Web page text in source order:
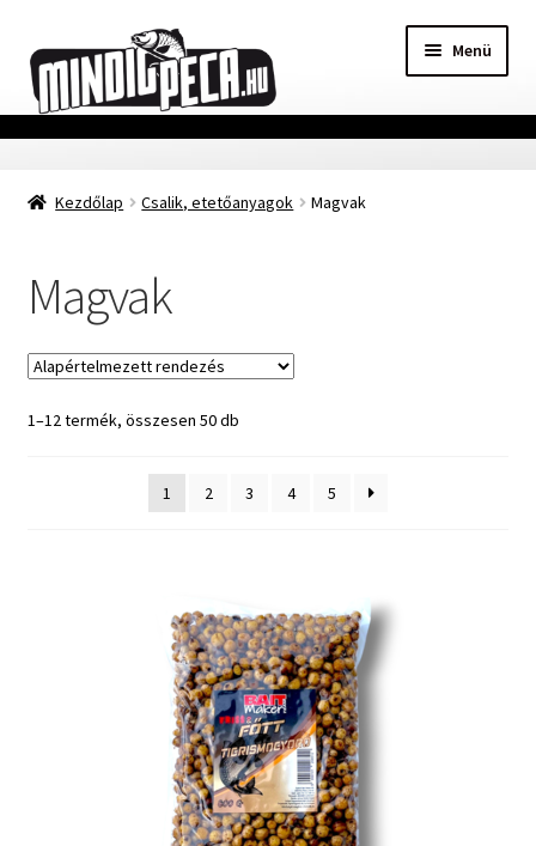
a
navigációhoz
a
tartalomba
Menü
Főoldal
Adatvédelmi nyilatkozat
Vásárlási feltételek
Kezdőlap Csalik, etetőanyagok Magvak
Magvak
1–12 termék, összesen 50 db
1 2 3 4 5